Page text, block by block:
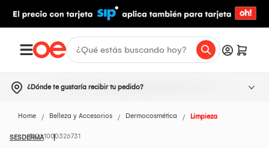
¿Dónde te gustaría recibir tu pedido?
Home Belleza y Accesorios Dermocosmética Limpieza
SESDERMA1000326731